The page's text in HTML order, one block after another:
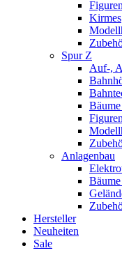
Figuren
Kirmes
Spur Z
Auf-,
Figuren
Anlagenbau
Hersteller
Neuheiten
Sale